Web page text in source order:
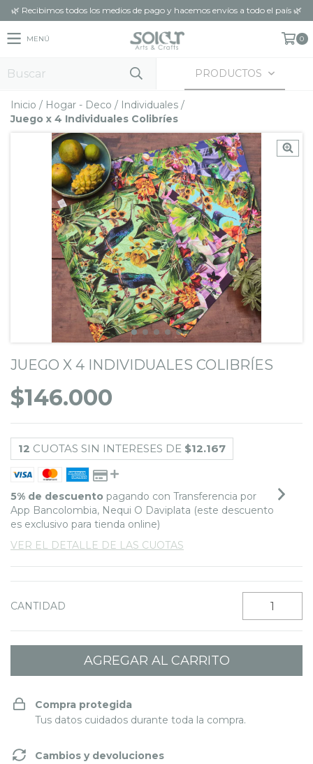
🌿 Recibimos todos los medios de pago y hacemos envíos a todo el país 🌿
MENÚ 0
PRODUCTOS
Inicio / Hogar - Deco / Individuales /
Juego x 4 Individuales Colibríes
JUEGO X 4 INDIVIDUALES COLIBRÍES
$146.000
12 CUOTAS SIN INTERESES DE $12.167
5% de descuento pagando con Transferencia por
App Bancolombia, Nequi O Daviplata (este descuento
es exclusivo para tienda online)
VER EL DETALLE DE LAS CUOTAS
CANTIDAD
Compra protegida
Tus datos cuidados durante toda la compra.
Cambios y devoluciones